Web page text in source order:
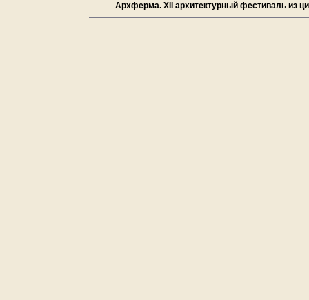
Архферма. XII aрхитектурный фестиваль из